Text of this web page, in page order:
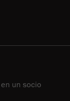
un socio